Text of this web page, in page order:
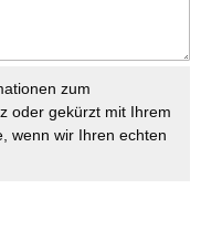
zum
oder gekürzt mit Ihrem
wenn wir Ihren echten